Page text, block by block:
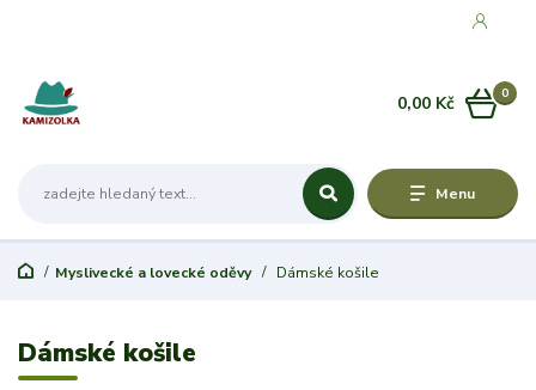
Menu
0
0,00 Kč
Myslivecké a lovecké oděvy Dámské košile
Dámské košile